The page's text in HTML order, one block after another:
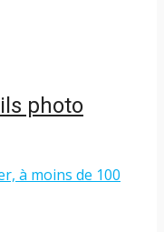
photo